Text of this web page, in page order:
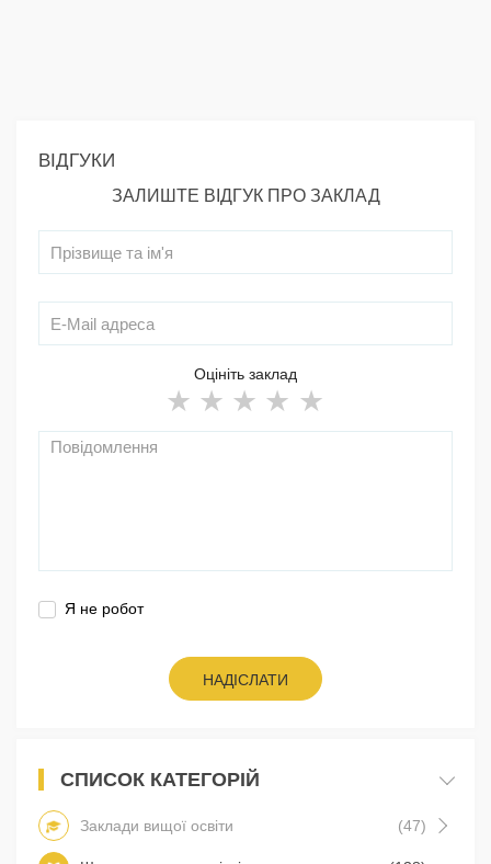
ВІДГУКИ
ЗАЛИШТЕ ВІДГУК ПРО ЗАКЛАД
Оцініть заклад
Я не робот
НАДІСЛАТИ
СПИСОК КАТЕГОРІЙ
Заклади вищої освіти (47)